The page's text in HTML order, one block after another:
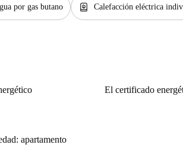
por gas butano water_heater Calefacción eléctrica
El certificado
apartamento